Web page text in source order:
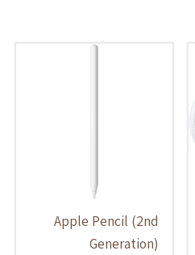
Apple Pencil (2nd
Generation)